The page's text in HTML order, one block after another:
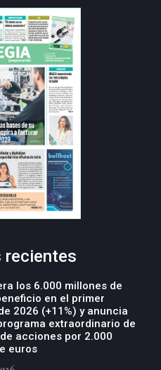
los 6.000 millones de
en el primer
2026 (+11%) y anuncia
extraordinario de
acciones por 2.000
euros